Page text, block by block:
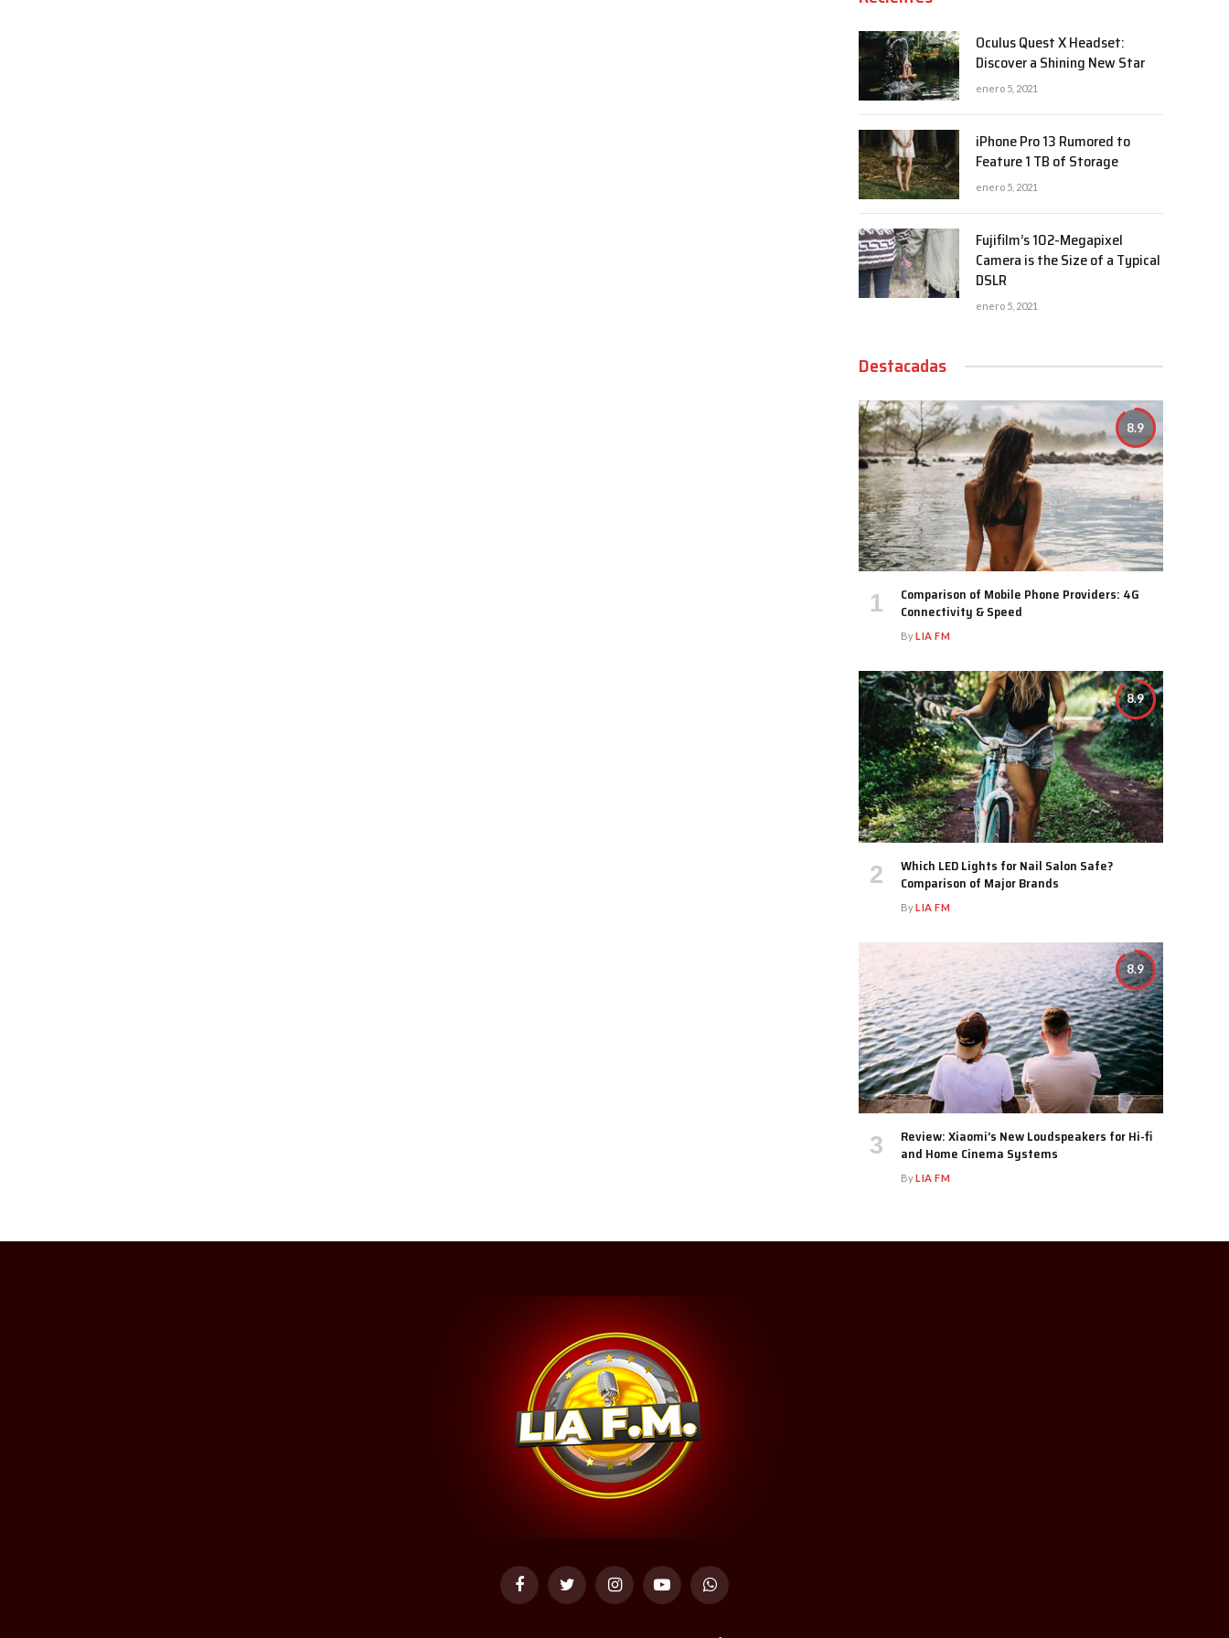
Oculus Quest X Headset:
Discover a Shining New Star
enero 5, 2021
iPhone Pro 13 Rumored to
Feature 1 TB of Storage
enero 5, 2021
Fujifilm’s 102-Megapixel
Camera is the Size of a Typical
DSLR
enero 5, 2021
Destacadas
8.9
Comparison of Mobile Phone Providers: 4G
Connectivity & Speed
ByLIA FM
8.9
Which LED Lights for Nail Salon Safe?
Comparison of Major Brands
ByLIA FM
8.9
Review: Xiaomi’s New Loudspeakers for Hi-fi
and Home Cinema Systems
ByLIA FM
FacebookTwitter InstagramYouTubeWhatsApp